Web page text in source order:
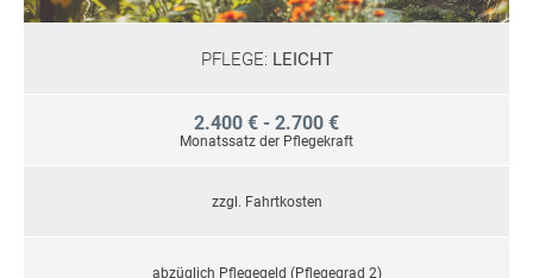
PFLEGE: LEICHT
2.400 € - 2.700 €
Monatssatz der Pflegekraft
zzgl. Fahrtkosten
abzüglich Pflegegeld (Pflegegrad 2)